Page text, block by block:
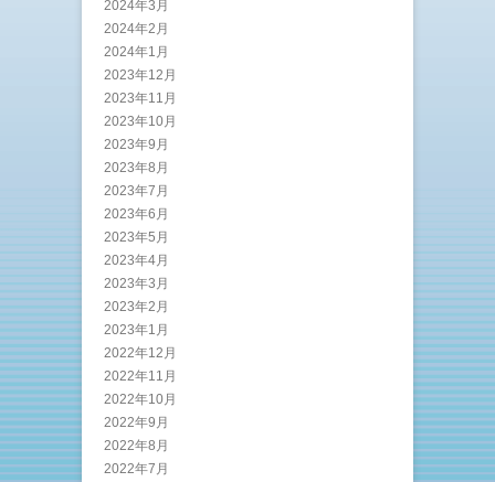
2024年3月
2024年2月
2024年1月
2023年12月
2023年11月
2023年10月
2023年9月
2023年8月
2023年7月
2023年6月
2023年5月
2023年4月
2023年3月
2023年2月
2023年1月
2022年12月
2022年11月
2022年10月
2022年9月
2022年8月
2022年7月